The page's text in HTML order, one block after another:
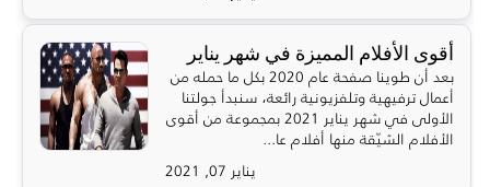
أقوى الأفلام المميزة في شهر يناير
بعد أن طوينا صفحة عام 2020 بكل ما حمله من
أعمال ترفيهية وتلفزيونية رائعة، سنبدأ جولتنا
الأولى في شهر يناير 2021 بمجموعة من أقوى
الأفلام الشيّقة منها أفلام عا...
يناير 07, 2021